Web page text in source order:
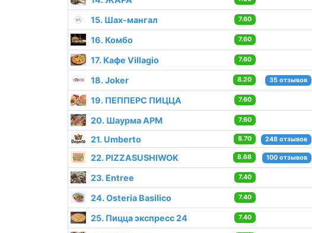
15. Шах-мангал 7.60
16. Комбо 7.60
17. Кафе Villagio 7.60
18. Joker 8.20 35 отзывов
19. ПЕППЕРС ПИЦЦА 7.60
20. Шаурма АРМ 7.60
21. Umberto 8.70 248 отзывов
22. PIZZASUSHIWOK 8.68 100 отзывов
23. Entree 7.40
24. Osteria Basilico 7.40
25. Пицца экспресс 24 7.40